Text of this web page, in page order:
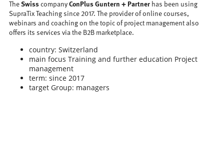
The Swisscompany ConPlus Guntern + Partnerhas been using
SupraTix Teaching since 2017. The provider of online courses,
webinars and coaching on the topic of project management also
offers its services via the B2B marketplace.
country: Switzerland
main focus Training and further education Project
management
term: since 2017
target Group: managers